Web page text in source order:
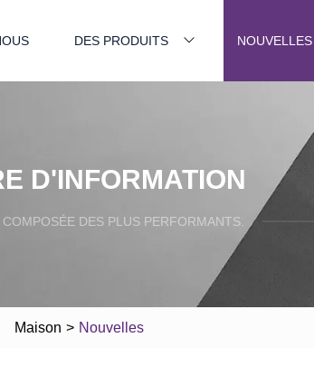
DES PRODUITS NOUVELLES
D'INFORMATION
DES PLUS PERFORMANTS.
Maison > Nouvelles